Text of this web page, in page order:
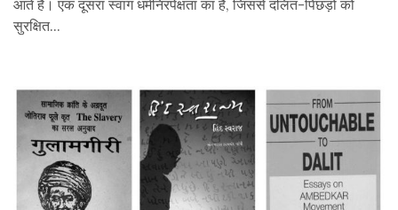
आते हैं। एक दूसरा स्वांग धर्मनिरपेक्षता का है, जिससे दलित-पिछड़ों को
सुरक्षित...